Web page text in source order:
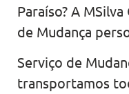
Paraíso? A
de Mudança
Serviço de
transportamos